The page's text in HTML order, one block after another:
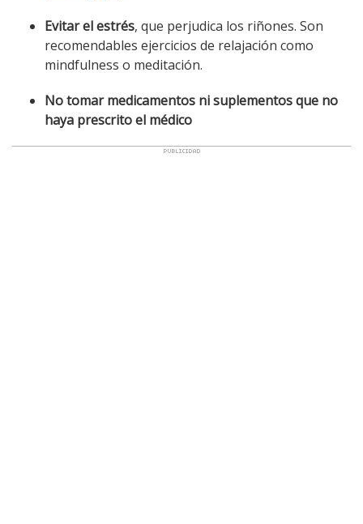
Evitar el estrés, que perjudica los riñones. Son
recomendables ejercicios de relajación como
mindfulness o meditación.
No tomar medicamentos ni suplementos que no
haya prescrito el médico